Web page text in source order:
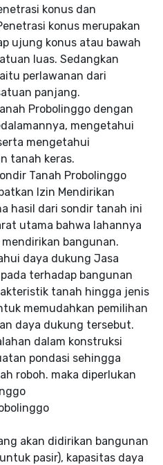
konus dan
konus merupakan
ujung konus atau bawah
luas. Sedangkan
perlawanan dari
panjang.
Probolinggo dengan
mengetahui
mengetahui
tanah keras.
Tanah Probolinggo
Izin Mendirikan
hasil dari sondir tanah ini
utama bahwa lahannya
bangunan.
daya dukung Jasa
terhadap bangunan
tanah hingga jenis
memudahkan pemilihan
daya dukung tersebut.
dalam konstruksi
pondasi sehingga
roboh. maka diperlukan
akan didirikan bangunan
pasir), kapasitas daya